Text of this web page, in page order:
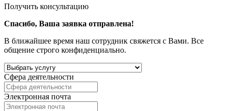
Получить консультацию
Спасибо, Ваша заявка отправлена!
В ближайшее время наш сотрудник свяжется с Вами. Все
общение строго конфиденциально.
Сфера деятельности
Электронная почта